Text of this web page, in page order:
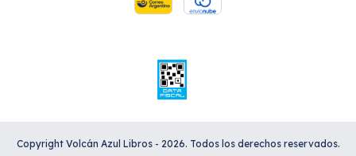
Copyright Volcán Azul Libros - 2026. Todos los derechos reservados.